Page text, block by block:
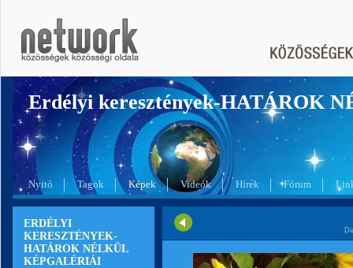
Erdélyi keresztények-HATÁROK
Nyitó Tagok Képek Videók Hírek Fórum
ERDÉLYI
KERESZTÉNYEK-
HATÁROK NÉLKÜL
KÉPGALÉRIÁI